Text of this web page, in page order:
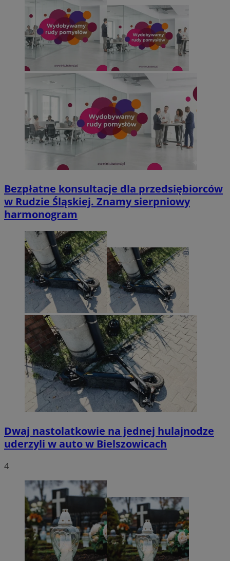
Bezpłatne konsultacje dla przedsiębiorców
w Rudzie Śląskiej. Znamy sierpniowy
harmonogram
Dwaj nastolatkowie na jednej hulajnodze
uderzyli w auto w Bielszowicach
4